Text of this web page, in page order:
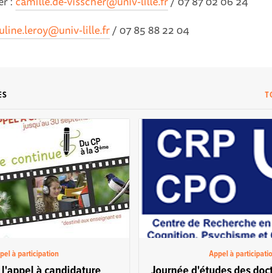
lille.fr/ 07 85 88 22 04
à participation Appel à